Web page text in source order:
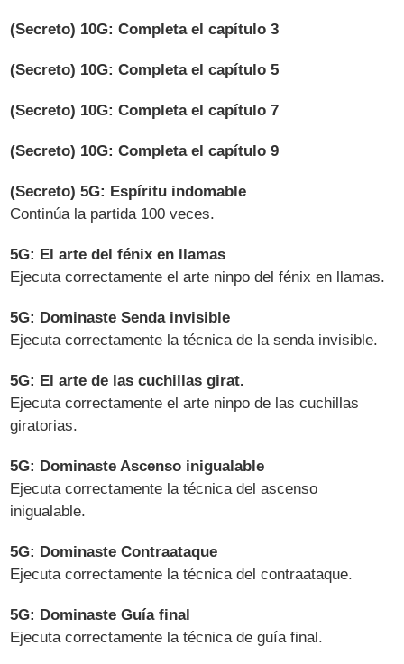
(Secreto) 10G: Completa el capítulo 3
(Secreto) 10G: Completa el capítulo 5
(Secreto) 10G: Completa el capítulo 7
(Secreto) 10G: Completa el capítulo 9
(Secreto) 5G: Espíritu indomable
Continúa la partida 100 veces.
5G: El arte del fénix en llamas
Ejecuta correctamente el arte ninpo del fénix en llamas.
5G: Dominaste Senda invisible
Ejecuta correctamente la técnica de la senda invisible.
5G: El arte de las cuchillas girat.
Ejecuta correctamente el arte ninpo de las cuchillas
giratorias.
5G: Dominaste Ascenso inigualable
Ejecuta correctamente la técnica del ascenso
inigualable.
5G: Dominaste Contraataque
Ejecuta correctamente la técnica del contraataque.
5G: Dominaste Guía final
Ejecuta correctamente la técnica de guía final.